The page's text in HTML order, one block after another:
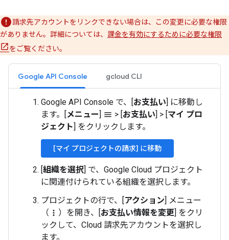
請求先アカウントをリンクできない場合は、この変更に必要な権限
がありません。詳細については、 課金を有効にするために必要な権限
をご覧ください。
Google API Console gcloud CLI
Google API Console で、[ お支払い ] に移動し
ます。[ メニュー menu > お支払い > マイ プロ
ジェクト ] をクリックします。
[マイ プロジェクトの請求] に移動
組織を選択 ] で、Google Cloud プロジェクト
に関連付けられている組織を選択します。
プロジェクトの行で、[
アクション ] メニュー
（ more_vert ）を開き、[ お支払い情報を変更 ] をクリ
ックして、Cloud 請求先アカウントを選択し
ます。